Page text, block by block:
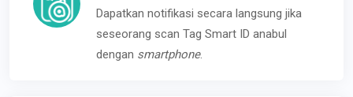
Dapatkan notifikasi secara langsung jika
seseorang scan Tag Smart ID anabul
dengan smartphone.